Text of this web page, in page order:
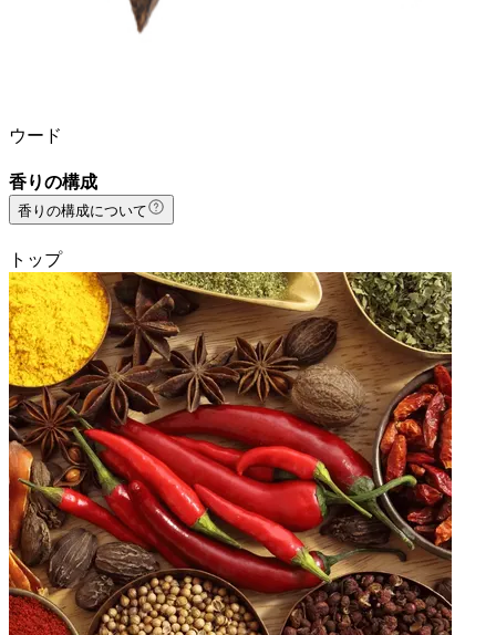
ウード
香りの構成
香りの構成について
トップ